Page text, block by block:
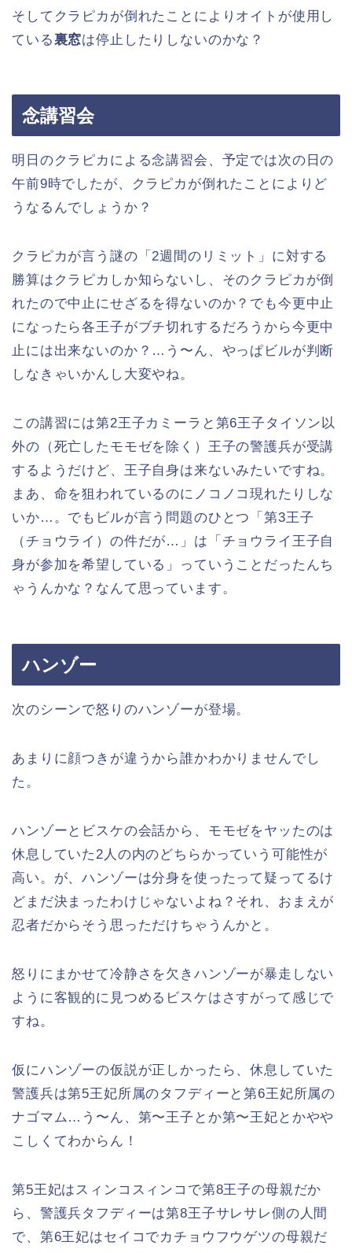
そしてクラピカが倒れたことによりオイトが使用し
ている裏窓は停止したりしないのかな？
念講習会
明日のクラピカによる念講習会、予定では次の日の
午前9時でしたが、クラピカが倒れたことによりど
うなるんでしょうか？
クラピカが言う謎の「2週間のリミット」に対する
勝算はクラピカしか知らないし、そのクラピカが倒
れたので中止にせざるを得ないのか？でも今更中止
になったら各王子がブチ切れするだろうから今更中
止には出来ないのか？…う〜ん、やっぱビルが判断
しなきゃいかんし大変やね。
この講習には第2王子カミーラと第6王子タイソン以
外の（死亡したモモゼを除く）王子の警護兵が受講
するようだけど、王子自身は来ないみたいですね。
まあ、命を狙われているのにノコノコ現れたりしな
いか…。でもビルが言う問題のひとつ「第3王子
（チョウライ）の件だが…」は「チョウライ王子自
身が参加を希望している」っていうことだったんち
ゃうんかな？なんて思っています。
ハンゾー
次のシーンで怒りのハンゾーが登場。
あまりに顔つきが違うから誰かわかりませんでし
た。
ハンゾーとビスケの会話から、モモゼをヤッたのは
休息していた2人の内のどちらかっていう可能性が
高い。が、ハンゾーは分身を使ったって疑ってるけ
どまだ決まったわけじゃないよね？それ、おまえが
忍者だからそう思っただけちゃうんかと。
怒りにまかせて冷静さを欠きハンゾーが暴走しない
ように客観的に見つめるビスケはさすがって感じで
すね。
仮にハンゾーの仮説が正しかったら、休息していた
警護兵は第5王妃所属のタフディーと第6王妃所属の
ナゴマム…う〜ん、第〜王子とか第〜王妃とかやや
こしくてわからん！
第5王妃はスィンコスィンコで第8王子の母親だか
ら、警護兵タフディーは第8王子サレサレ側の人間
で、第6王妃はセイコでカチョウフウゲツの母親だ